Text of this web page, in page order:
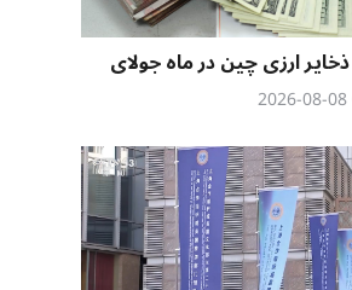
ارزی چین در ماه جولای